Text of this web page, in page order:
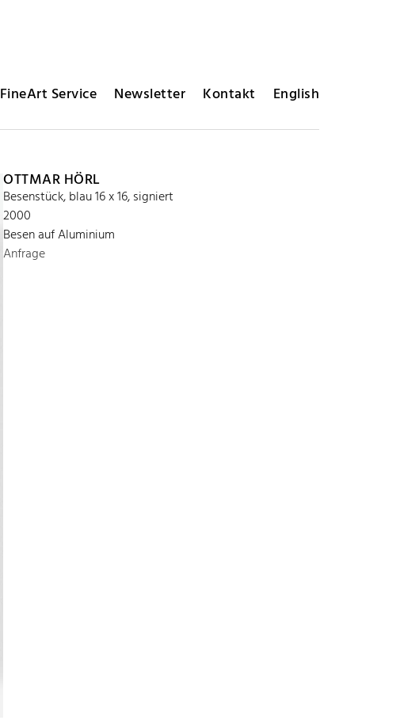
FineArt Service Newsletter Kontakt English
OTTMAR HÖRL
Besenstück, blau 16 x 16, signiert
2000
Besen auf Aluminium
Anfrage